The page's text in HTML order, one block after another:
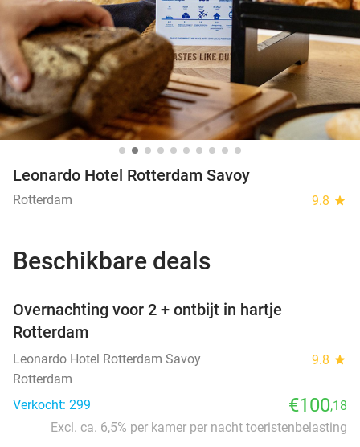
Leonardo Hotel Rotterdam Savoy
Rotterdam 9.8 star
Beschikbare deals
Overnachting voor 2 + ontbijt in hartje
Rotterdam
Leonardo Hotel Rotterdam Savoy 9.8 star
Rotterdam
Verkocht: 299
€100,18
Excl. ca. 6,5% per kamer per nacht toeristenbelasting